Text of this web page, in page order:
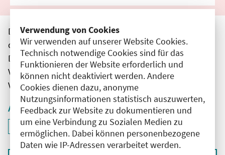
Verwendung von Cookies
Wir verwenden auf unserer Website Cookies.
Technisch notwendige Cookies sind für das
Funktionieren der Website erforderlich und
können nicht deaktiviert werden. Andere
Cookies dienen dazu, anonyme
Nutzungsinformationen statistisch auszuwerten,
Feedback zur Website zu dokumentieren und
um eine Verbindung zu Sozialen Medien zu
ermöglichen. Dabei können personenbezogene
Daten wie IP-Adressen verarbeitet werden.
Die hier aufgeführten Veranstaltungen entsprechen
den unmittelbar vom Veranstalter getätigten Angaben.
Die Ärztekammer Berlin übernimmt keine
Verantwortung für den Inhalt, die Haftung obliegt dem
Veranstalter.
Aktive Filter
Filter
ID: ANT-2404389
deaktivieren und Suchergebnisse neu laden